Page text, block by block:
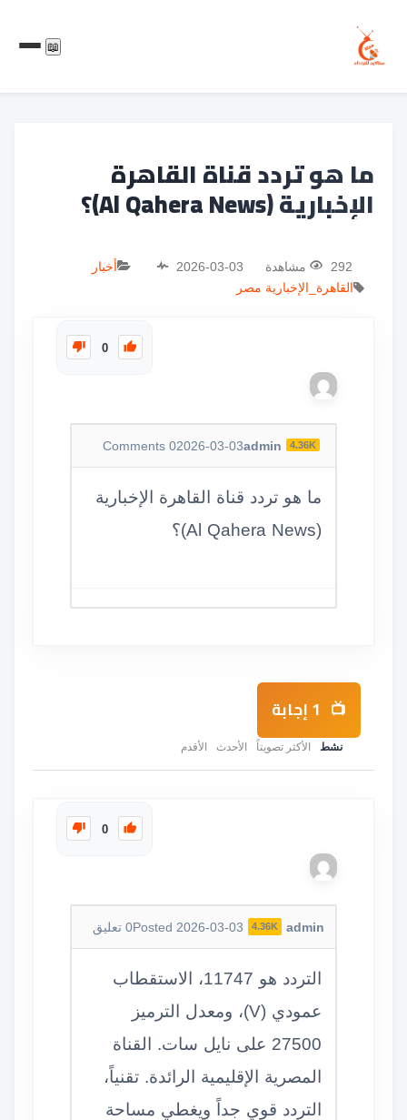
📖
ما هو تردد قناة القاهرة
الإخبارية (Al Qahera News)؟
292 مشاهدة 2026-03-03
أخبار
القاهرة_الإخبارية مصر
0
admin 4.36K
2026-03-03
0
ما هو تردد قناة القاهرة الإخبارية
(Al Qahera News)؟
1إجابة
نشط الأكثر تصويتاً الأحدث الأقدم
0
admin
4.36K
Posted 2026-03-03
0 تعليق
التردد هو 11747، الاستقطاب
عمودي (V)، ومعدل الترميز
27500 على نايل سات. القناة
المصرية الإقليمية الرائدة. تقنياً،
التردد قوي جداً ويغطي مساحة